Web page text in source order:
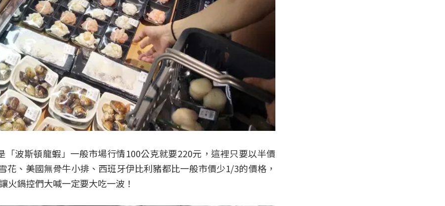
波斯頓龍蝦」一般市場行情100公克就要220元，這裡只要以半價
、美國無骨牛小排、西班牙伊比利豬都比一般市價少1/3的價格，
火鍋控們大喊一定要大吃一波！